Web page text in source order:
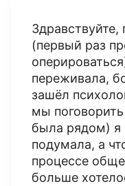
(первый раз
переживала,
зашёл
мы
была рядом) я
подумала, а
процессе
больше